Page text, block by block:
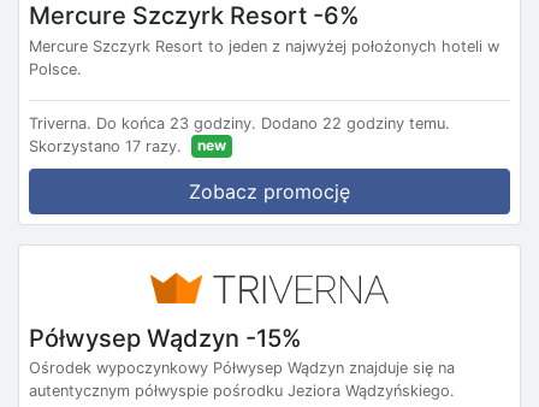
Mercure Szczyrk Resort -6%
Mercure Szczyrk Resort to jeden z najwyżej położonych hoteli w
Polsce.
Triverna. Do końca 23 godziny. Dodano 22 godziny temu.
Skorzystano 17 razy.
new
Zobacz promocję
Półwysep Wądzyn -15%
Ośrodek wypoczynkowy Półwysep Wądzyn znajduje się na
autentycznym półwyspie pośrodku Jeziora Wądzyńskiego.